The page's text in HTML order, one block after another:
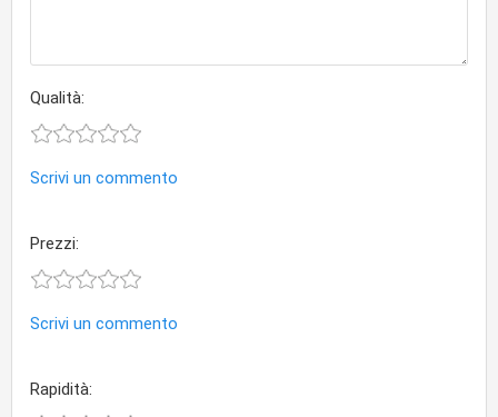
Qualità:
Scrivi un commento
Prezzi:
Scrivi un commento
Rapidità: